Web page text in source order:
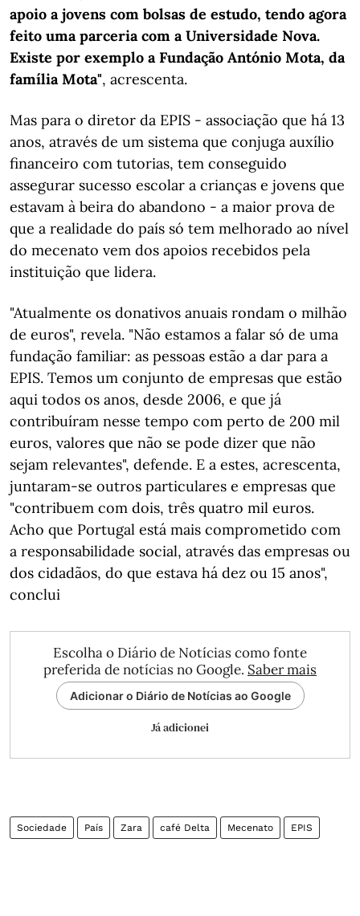
apoio a jovens com bolsas de estudo, tendo agora
feito uma parceria com a Universidade Nova.
Existe por exemplo a Fundação António Mota, da
família Mota", acrescenta.
Mas para o diretor da EPIS - associação que há 13
anos, através de um sistema que conjuga auxílio
financeiro com tutorias, tem conseguido
assegurar sucesso escolar a crianças e jovens que
estavam à beira do abandono - a maior prova de
que a realidade do país só tem melhorado ao nível
do mecenato vem dos apoios recebidos pela
instituição que lidera.
"Atualmente os donativos anuais rondam o milhão
de euros", revela. "Não estamos a falar só de uma
fundação familiar: as pessoas estão a dar para a
EPIS. Temos um conjunto de empresas que estão
aqui todos os anos, desde 2006, e que já
contribuíram nesse tempo com perto de 200 mil
euros, valores que não se pode dizer que não
sejam relevantes", defende. E a estes, acrescenta,
juntaram-se outros particulares e empresas que
"contribuem com dois, três quatro mil euros.
Acho que Portugal está mais comprometido com
a responsabilidade social, através das empresas ou
dos cidadãos, do que estava há dez ou 15 anos",
conclui
Escolha o Diário de Notícias como fonte
preferida de notícias no Google. Saber mais
Adicionar o Diário de Notícias ao Google
Já adicionei
Sociedade País Zara café Delta Mecenato EPIS